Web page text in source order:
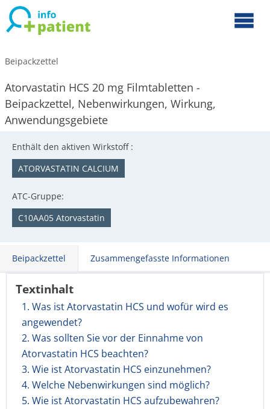
Beipackzettel
Atorvastatin HCS 20 mg Filmtabletten -
Beipackzettel, Nebenwirkungen, Wirkung,
Anwendungsgebiete
Enthält den aktiven Wirkstoff :
ATORVASTATIN CALCIUM
ATC-Gruppe:
C10AA05 Atorvastatin
Beipackzettel Zusammengefasste Informationen
Textinhalt
1. Was ist Atorvastatin HCS und wofür wird es
angewendet?
2. Was sollten Sie vor der Einnahme von
Atorvastatin HCS beachten?
3. Wie ist Atorvastatin HCS einzunehmen?
4. Welche Nebenwirkungen sind möglich?
5. Wie ist Atorvastatin HCS aufzubewahren?